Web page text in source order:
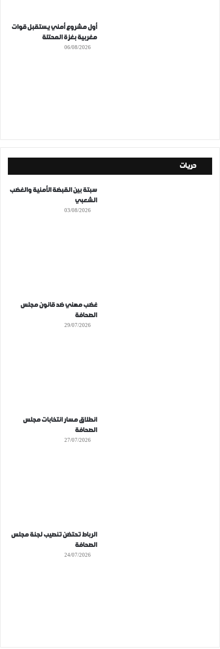
أول مشروع أمني يستقبل قوات
مغربية بغزة المحتلة
06/08/2026
حريات
سبتة بين القبضة الأمنية والغضب
الشعبي
03/08/2026
غضب مهني ضد قانون مجلس
الصحافة
29/07/2026
انطلاق مسار انتخابات مجلس
الصحافة
27/07/2026
الرباط تحتضن تنصيب لجنة مجلس
الصحافة
24/07/2026